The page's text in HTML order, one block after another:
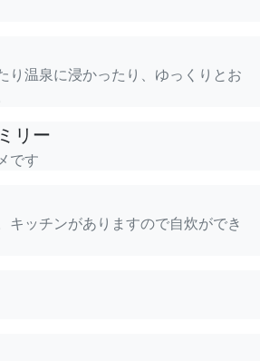
り温泉に浸かったり、ゆっくりとお
リー
です
キッチンがありますので自炊ができ